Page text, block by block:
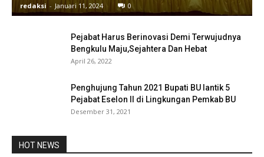
redaksi - Januari 11, 2024 0
Pejabat Harus Berinovasi Demi Terwujudnya
Bengkulu Maju,Sejahtera Dan Hebat
April 26, 2022
Penghujung Tahun 2021 Bupati BU lantik 5
Pejabat Eselon II di Lingkungan Pemkab BU
Desember 31, 2021
HOT NEWS